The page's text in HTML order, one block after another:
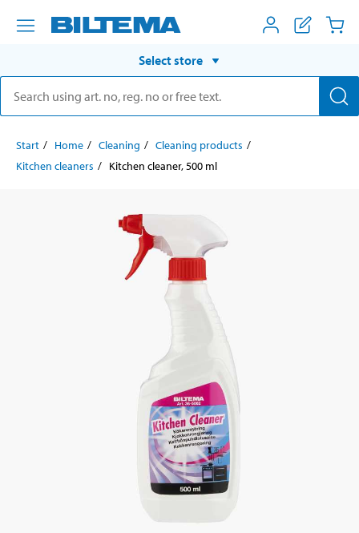
Select store
Start Home Cleaning
Cleaning products
Kitchen cleaners
Kitchen cleaner, 500 ml